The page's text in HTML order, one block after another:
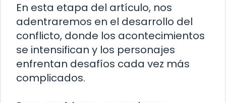
En esta etapa del artículo, nos
adentraremos en el desarrollo del
conflicto, donde los acontecimientos
se intensifican y los personajes
enfrentan desafíos cada vez más
complicados.